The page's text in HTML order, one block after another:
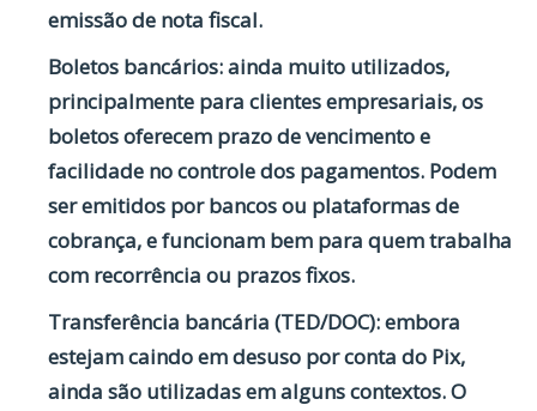
emissão de nota fiscal.
Boletos bancários:ainda muito utilizados,
principalmente para clientes empresariais, os
boletos oferecem prazo de vencimento e
facilidade no controle dos pagamentos. Podem
ser emitidos por bancos ou plataformas de
cobrança, e funcionam bem para quem trabalha
com recorrência ou prazos fixos.
Transferência bancária (TED/DOC):embora
estejam caindo em desuso por conta do Pix,
ainda são utilizadas em alguns contextos. O